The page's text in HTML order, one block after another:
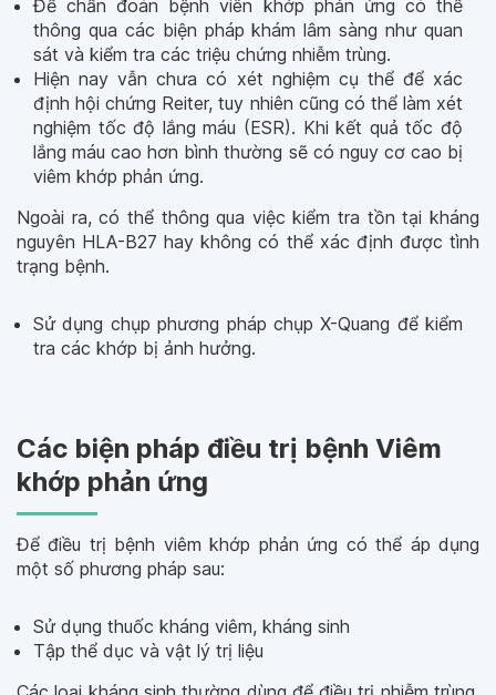
Để chẩn đoán bệnh viên khớp phản ứng có thể
thông qua các biện pháp khám lâm sàng như quan
sát và kiểm tra các triệu chứng nhiễm trùng.
Hiện nay vẫn chưa có xét nghiệm cụ thể để xác
định hội chứng Reiter, tuy nhiên cũng có thể làm xét
nghiệm tốc độ lắng máu (ESR). Khi kết quả tốc độ
lắng máu cao hơn bình thường sẽ có nguy cơ cao bị
viêm khớp phản ứng.
Ngoài ra, có thể thông qua việc kiểm tra tồn tại kháng
nguyên HLA-B27 hay không có thể xác định được tình
trạng bệnh.
Sử dụng chụp phương pháp chụp X-Quang để kiểm
tra các khớp bị ảnh hưởng.
Các biện pháp điều trị bệnh Viêm
khớp phản ứng
Để điều trị bệnh viêm khớp phản ứng có thể áp dụng
một số phương pháp sau:
Sử dụng thuốc kháng viêm, kháng sinh
Tập thể dục và vật lý trị liệu